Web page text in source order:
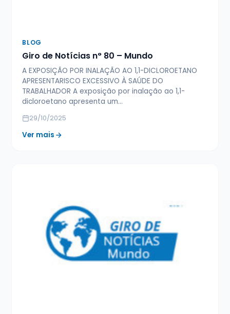
BLOG
Giro de Notícias n° 80 – Mundo
A EXPOSIÇÃO POR INALAÇÃO AO 1,1-DICLOROETANO
APRESENTARISCO EXCESSIVO À SAÚDE DO
TRABALHADOR A exposição por inalação ao 1,1-
dicloroetano apresenta um…
29/10/2025
Ver mais